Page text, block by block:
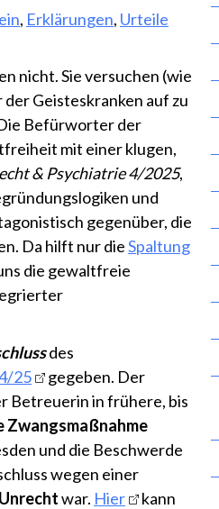
, Erklärungen, Urteile
nicht. Sie versuchen (wie
Geisteskranken auf zu
Befürworter der
mit einer klugen,
& Psychiatrie 4/2025,
und
gegenüber, die
Da hilft nur dieSpaltung
die gewaltfreie
des
25
gegeben. Der
Betreuerin in frühere, bis
Zwangsmaßnahme
und die Beschwerde
wegen einer
Unrechtwar. Hier
kann